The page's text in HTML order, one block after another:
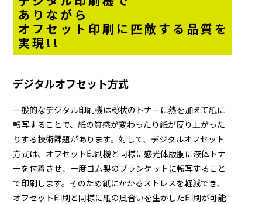
ありながら
オフセット印刷に匹敵する品質を
実現!!
デジタルオフセット方式
一般的なデジタル印刷機は粉状のトナーに熱を加えて紙に
転写することで、紙の質感が変わったり紙が反り上がった
りする技術課題があります。対して、デジタルオフセット
方式は、オフセット印刷機と同様に感光体版胴に液体トナ
ーを付着させ、一度ゴム製のブランケットに転写すること
で印刷します。そのため紙にかかるストレスを軽減でき、
オフセット印刷と同様に紙の風合いを生かした印刷が可能